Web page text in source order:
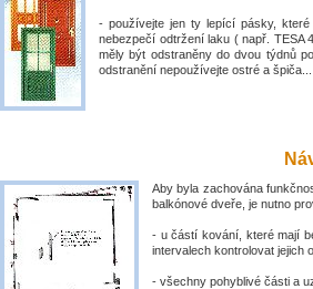
- používejte jen ty lepící pásky,
nebezpečí odtržení laku ( např. TESA
měly být odstraněny do dvou týdnů
odstranění nepoužívejte ostré a špiča...
Aby byla zachována
balkónové dveře, je nutno
- u částí kování, které mají
intervalech kontrolovat jejich
- všechny pohyblivé části a